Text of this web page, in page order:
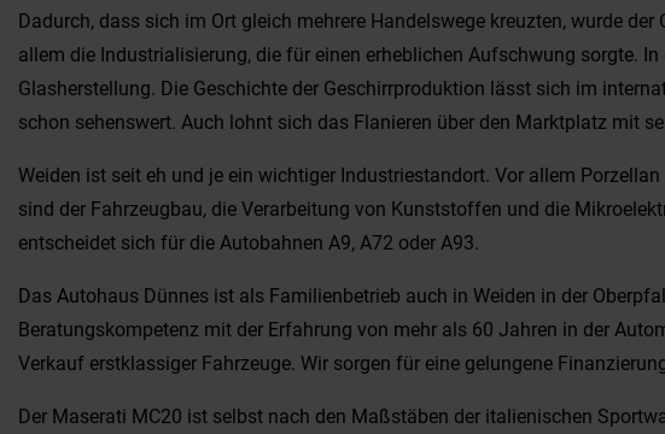
Dadurch, dass sich im Ort gleich mehrere Handelswege kreuzten, wurde
allem die Industrialisierung, die für einen erheblichen Aufschwung sorgte.
Glasherstellung. Die Geschichte der Geschirrproduktion lässt sich im
schon sehenswert. Auch lohnt sich das Flanieren über den Marktplatz mit
Weiden ist seit eh und je ein wichtiger Industriestandort. Vor allem
sind der Fahrzeugbau, die Verarbeitung von Kunststoffen und die
entscheidet sich für die Autobahnen A9, A72 oder A93.
Das Autohaus Dünnes ist als Familienbetrieb auch in Weiden in der
Beratungskompetenz mit der Erfahrung von mehr als 60 Jahren in der
Verkauf erstklassiger Fahrzeuge. Wir sorgen für eine gelungene
Der Maserati MC20 ist selbst nach den Maßstäben der italienischen